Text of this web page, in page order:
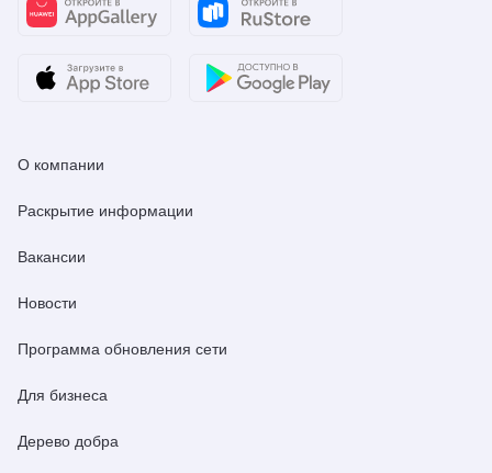
О компании
Раскрытие информации
Вакансии
Новости
Программа обновления сети
Для бизнеса
Дерево добра